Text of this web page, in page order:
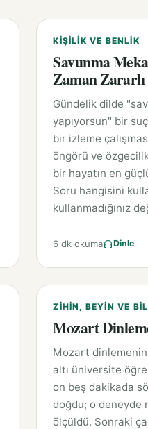
KIŞILIK VE BENLIK
Savunma
Zaman Zararlı
Gündelik dilde
yapıyorsun" bir
bir izleme
öngörü ve
bir hayatın en
Soru hangisini
kullanmadığınız
6 dk okuma Dinle
ZIHIN, BEYIN VE
Mozart
Mozart dinlemenin
altı üniversite
on beş dakikada
doğdu; o deneyde
ölçüldü. Sonraki